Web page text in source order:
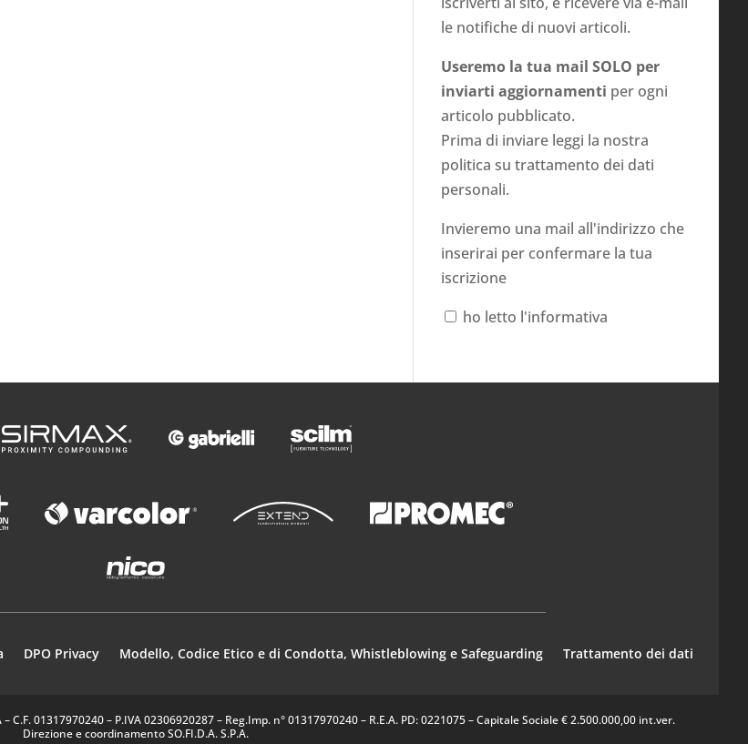
le notifiche di nuovi articoli.
Useremo la tua mail SOLO per
inviarti aggiornamenti per ogni
articolo pubblicato.
Prima di inviare leggi la nostra
politica su trattamento dei dati
personali.
Invieremo una mail all'indirizzo che
inserirai per confermare la tua
iscrizione
ho letto l'informativa
DPO Privacy Modello, Codice Etico e di Condotta, Whistleblowing e Safeguarding Trattamento dei dati
C.F. 01317970240 – P.IVA 02306920287 – Reg.Imp. n° 01317970240 – R.E.A. PD: 0221075 – Capitale Sociale € 2.500.000,00 int.ver.
Direzione e coordinamento SO.FI.D.A. S.P.A.